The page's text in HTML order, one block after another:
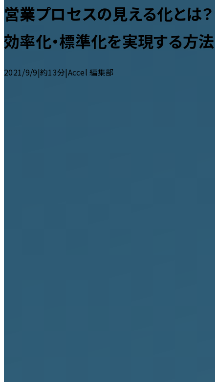
営業プロセスの見える化とは？
効率化・標準化を実現する方法
2021/9/9|約13分|Accel 編集部